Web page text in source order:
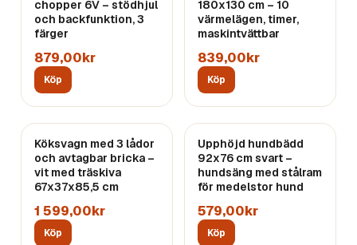
chopper 6V – stödhjul
och backfunktion, 3
färger
879,00kr
Köp
180x130 cm – 10
värmelägen, timer,
maskintvättbar
839,00kr
Köp
Köksvagn med 3 lådor
och avtagbar bricka –
vit med träskiva
67x37x85,5 cm
1 599,00kr
Köp
Upphöjd hundbädd
92x76 cm svart –
hundsäng med stålram
för medelstor hund
579,00kr
Köp